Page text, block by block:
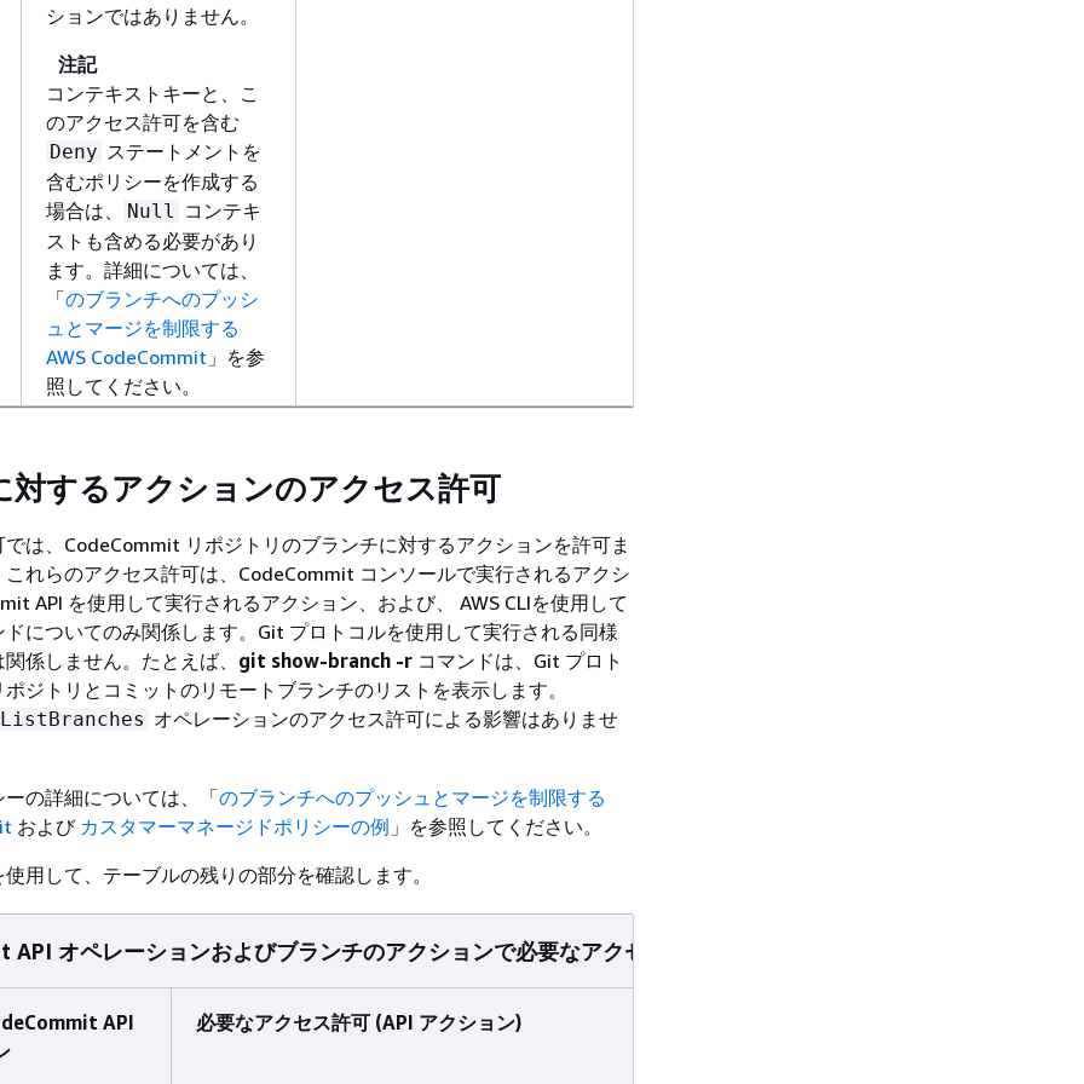
ションではありません。
注記
コンテキストキーと、こ
のアクセス許可を含む
Deny ステートメントを
含むポリシーを作成する
場合は、
Null
コンテキ
ストも含める必要があり
ます。詳細については、
「のブランチへのプッシ
ュとマージを制限する
AWS CodeCommit 」を参
照してください。
対するアクションのアクセス許可
は、CodeCommit リポジトリのブランチに対するアクションを許可ま
れらのアクセス許可は、CodeCommit コンソールで実行されるアクシ
API を使用して実行されるアクション、および、 AWS CLIを使用して
についてのみ関係します。Git プロトコルを使用して実行される同様
係しません。たとえば、 git show-branch -r コマンドは、Git プロト
ジトリとコミットのリモートブランチのリストを表示します。
ListBranches オペレーションのアクセス許可による影響はありませ
の詳細については、「のブランチへのプッシュとマージを制限する
および カスタマーマネージドポリシーの例 」を参照してください。
用して、テーブルの残りの部分を確認します。
API オペレーションおよびブランチのアクションで必要なアクセス許可
API
必要なアクセス許可 (API アクション)